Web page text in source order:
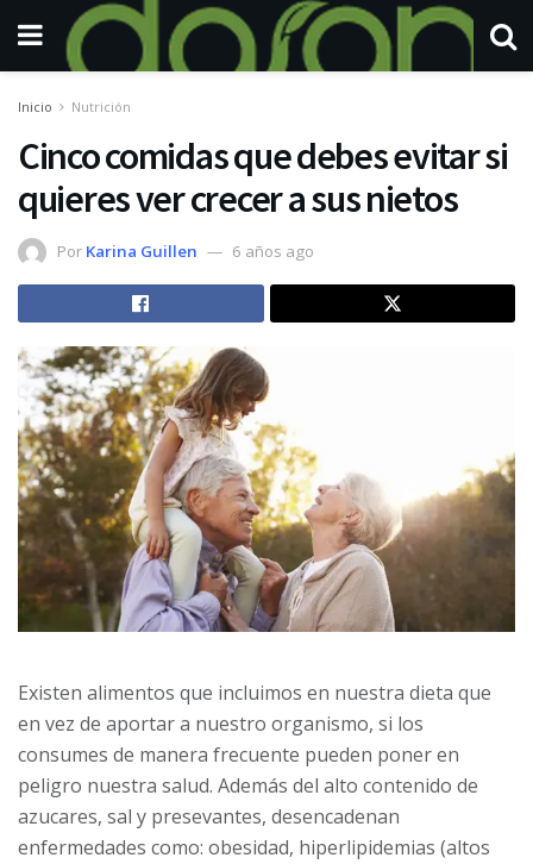
Inicio Nutrición
Cinco comidas que debes evitar si
quieres ver crecer a sus nietos
Por Karina Guillen 6 años ago
Existen alimentos que incluimos en nuestra dieta que
en vez de aportar a nuestro organismo, si los
consumes de manera frecuente pueden poner en
peligro nuestra salud. Además del alto contenido de
azucares, sal y presevantes, desencadenan
enfermedades como: obesidad, hiperlipidemias (altos